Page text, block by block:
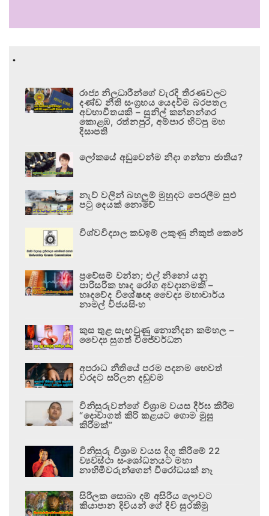
.
රාජ්‍ය නිලධාරීන්ගේ වැරදි තීරණවලට
දණ්ඩ නීති සංග්‍රහය යෙදවීම බරපතල
අවභාවිතයකි – සුනිල් කන්නන්ගර
කොළඹ, රත්නපුර, අම්පාර හිටපු මහ
දිසාපති
ලෝකයේ අඩුවෙන්ම නිදා ගන්නා ජාතිය?
නැව් වලින් බහලුම් මුහුදට පෙරලීම සුළු
පටු දෙයක් නොවේ
විශ්වවිද්‍යාල කඩඉම් ලකුණු නිකුත් කෙරේ
ප්‍රවේසම් වන්න; එල් නිනෝ යනු
පාරිසරික හෘද රෝග අවදානමකි –
හෘදවේද විශේෂඥ වෛද්‍ය මහාචාර්ය
නාමල් විජයසිංහ
කුස තුළ සැඟවුණු නොනිදන කම්හල –
වෛද්‍ය සුගත් විජේවර්ධන
අපරාධ නීතියේ පරම පදනම හෙවත්
වරදට සරිලන දඬුවම
විනිසුරුවන්ගේ විශ්‍රාම වයස දීර්ඝ කිරීම
“දොවාගත් කිරි කළයට ගොම මුසු
කිරීමක්”
විනිසුරු විශ්‍රාම වයස දිගු කිරීමේ 22
ව්‍යවස්ථා සංශෝධනයට මහා
නාහිමිවරුන්ගෙන් විරෝධයක් නෑ
සිරිලක සොබා දම් අසිරිය ලොවට
කියාපාන දිවියන් ගේ දිවි සුරකිමු